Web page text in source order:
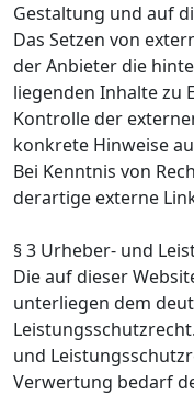
Gestaltung und auf
Das Setzen von
der Anbieter die
liegenden Inhalte zu
Kontrolle der
konkrete Hinweise
Bei Kenntnis von
derartige externe
§ 3 Urheber- und
Die auf dieser
unterliegen dem
und
Verwertung bedarf